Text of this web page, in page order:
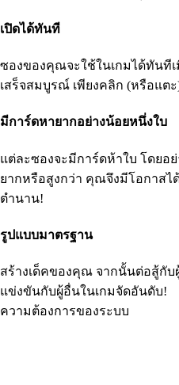
เปิดได้ทันที
ซองของคุณจะใช้ในเกมได้ทัน
เสร็จสมบูรณ์ เพียงคลิก (หรือแต
มีการ์ดหายากอย่างน้อยหนึ่งใบ
แต่ละซองจะมีการ์ดห้าใบ โดยอ
ยากหรือสูงกว่า คุณจึงมีโอกาสไ
ตำนาน!
รูปแบบมาตรฐาน
สร้างเด็คของคุณ จากนั้นต่อสู้กับ
แข่งขันกับผู้อื่นในเกมจัดอันดับ!
ความต้องการของระบบ